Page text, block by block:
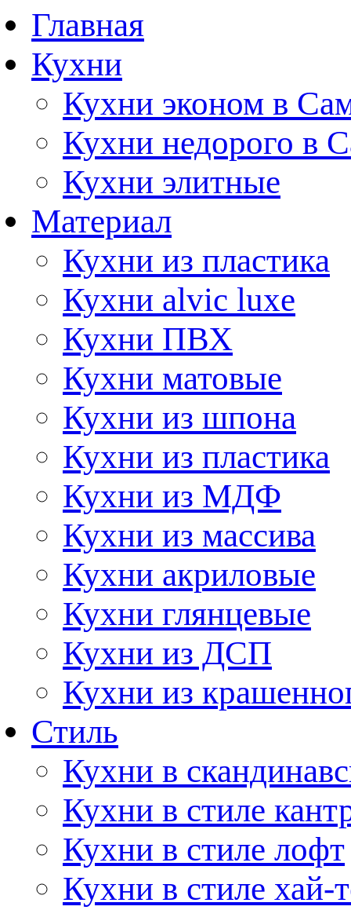
Главная
Кухни
Кухни эконом в
Кухни недорого в
Кухни элитные
Материал
Кухни из пластика
Кухни alvic luxe
Кухни ПВХ
Кухни матовые
Кухни из шпона
Кухни из пластика
Кухни из МДФ
Кухни из массива
Кухни акриловые
Кухни глянцевые
Кухни из ДСП
Кухни из
Стиль
Кухни в
Кухни в стиле
Кухни в стиле лофт
Кухни в стиле хай-